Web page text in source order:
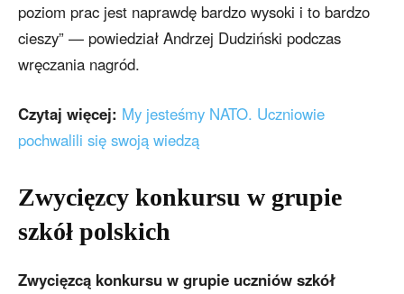
poziom prac jest naprawdę bardzo wysoki i to bardzo
cieszy” — powiedział Andrzej Dudziński podczas
wręczania nagród.
Czytaj więcej: My jesteśmy NATO. Uczniowie
pochwalili się swoją wiedzą
Zwycięzcy konkursu w grupie
szkół polskich
Zwycięzcą konkursu w grupie uczniów szkół